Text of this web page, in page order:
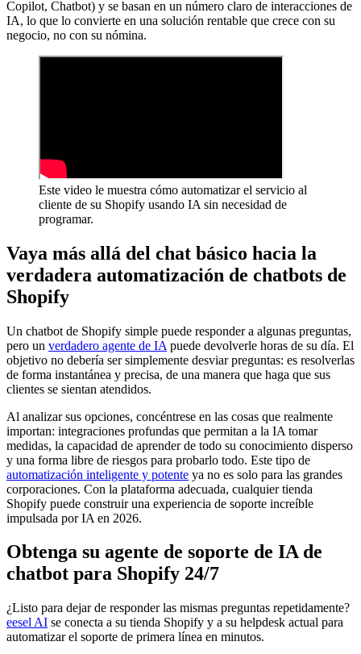
Copilot, Chatbot) y se basan en un número claro de interacciones de
IA, lo que lo convierte en una solución rentable que crece con su
negocio, no con su nómina.
Este video le muestra cómo automatizar el servicio al
cliente de su Shopify usando IA sin necesidad de
programar.
Vaya más allá del chat básico hacia la
verdadera automatización de chatbots de
Shopify
Un chatbot de Shopify simple puede responder a algunas preguntas,
pero un verdadero agente de IA puede devolverle horas de su día. El
objetivo no debería ser simplemente desviar preguntas: es resolverlas
de forma instantánea y precisa, de una manera que haga que sus
clientes se sientan atendidos.
Al analizar sus opciones, concéntrese en las cosas que realmente
importan: integraciones profundas que permitan a la IA tomar
medidas, la capacidad de aprender de todo su conocimiento disperso
y una forma libre de riesgos para probarlo todo. Este tipo de
automatización inteligente y potente ya no es solo para las grandes
corporaciones. Con la plataforma adecuada, cualquier tienda
Shopify puede construir una experiencia de soporte increíble
impulsada por IA en 2026.
Obtenga su agente de soporte de IA de
chatbot para Shopify 24/7
¿Listo para dejar de responder las mismas preguntas repetidamente?
eesel AI se conecta a su tienda Shopify y a su helpdesk actual para
automatizar el soporte de primera línea en minutos.